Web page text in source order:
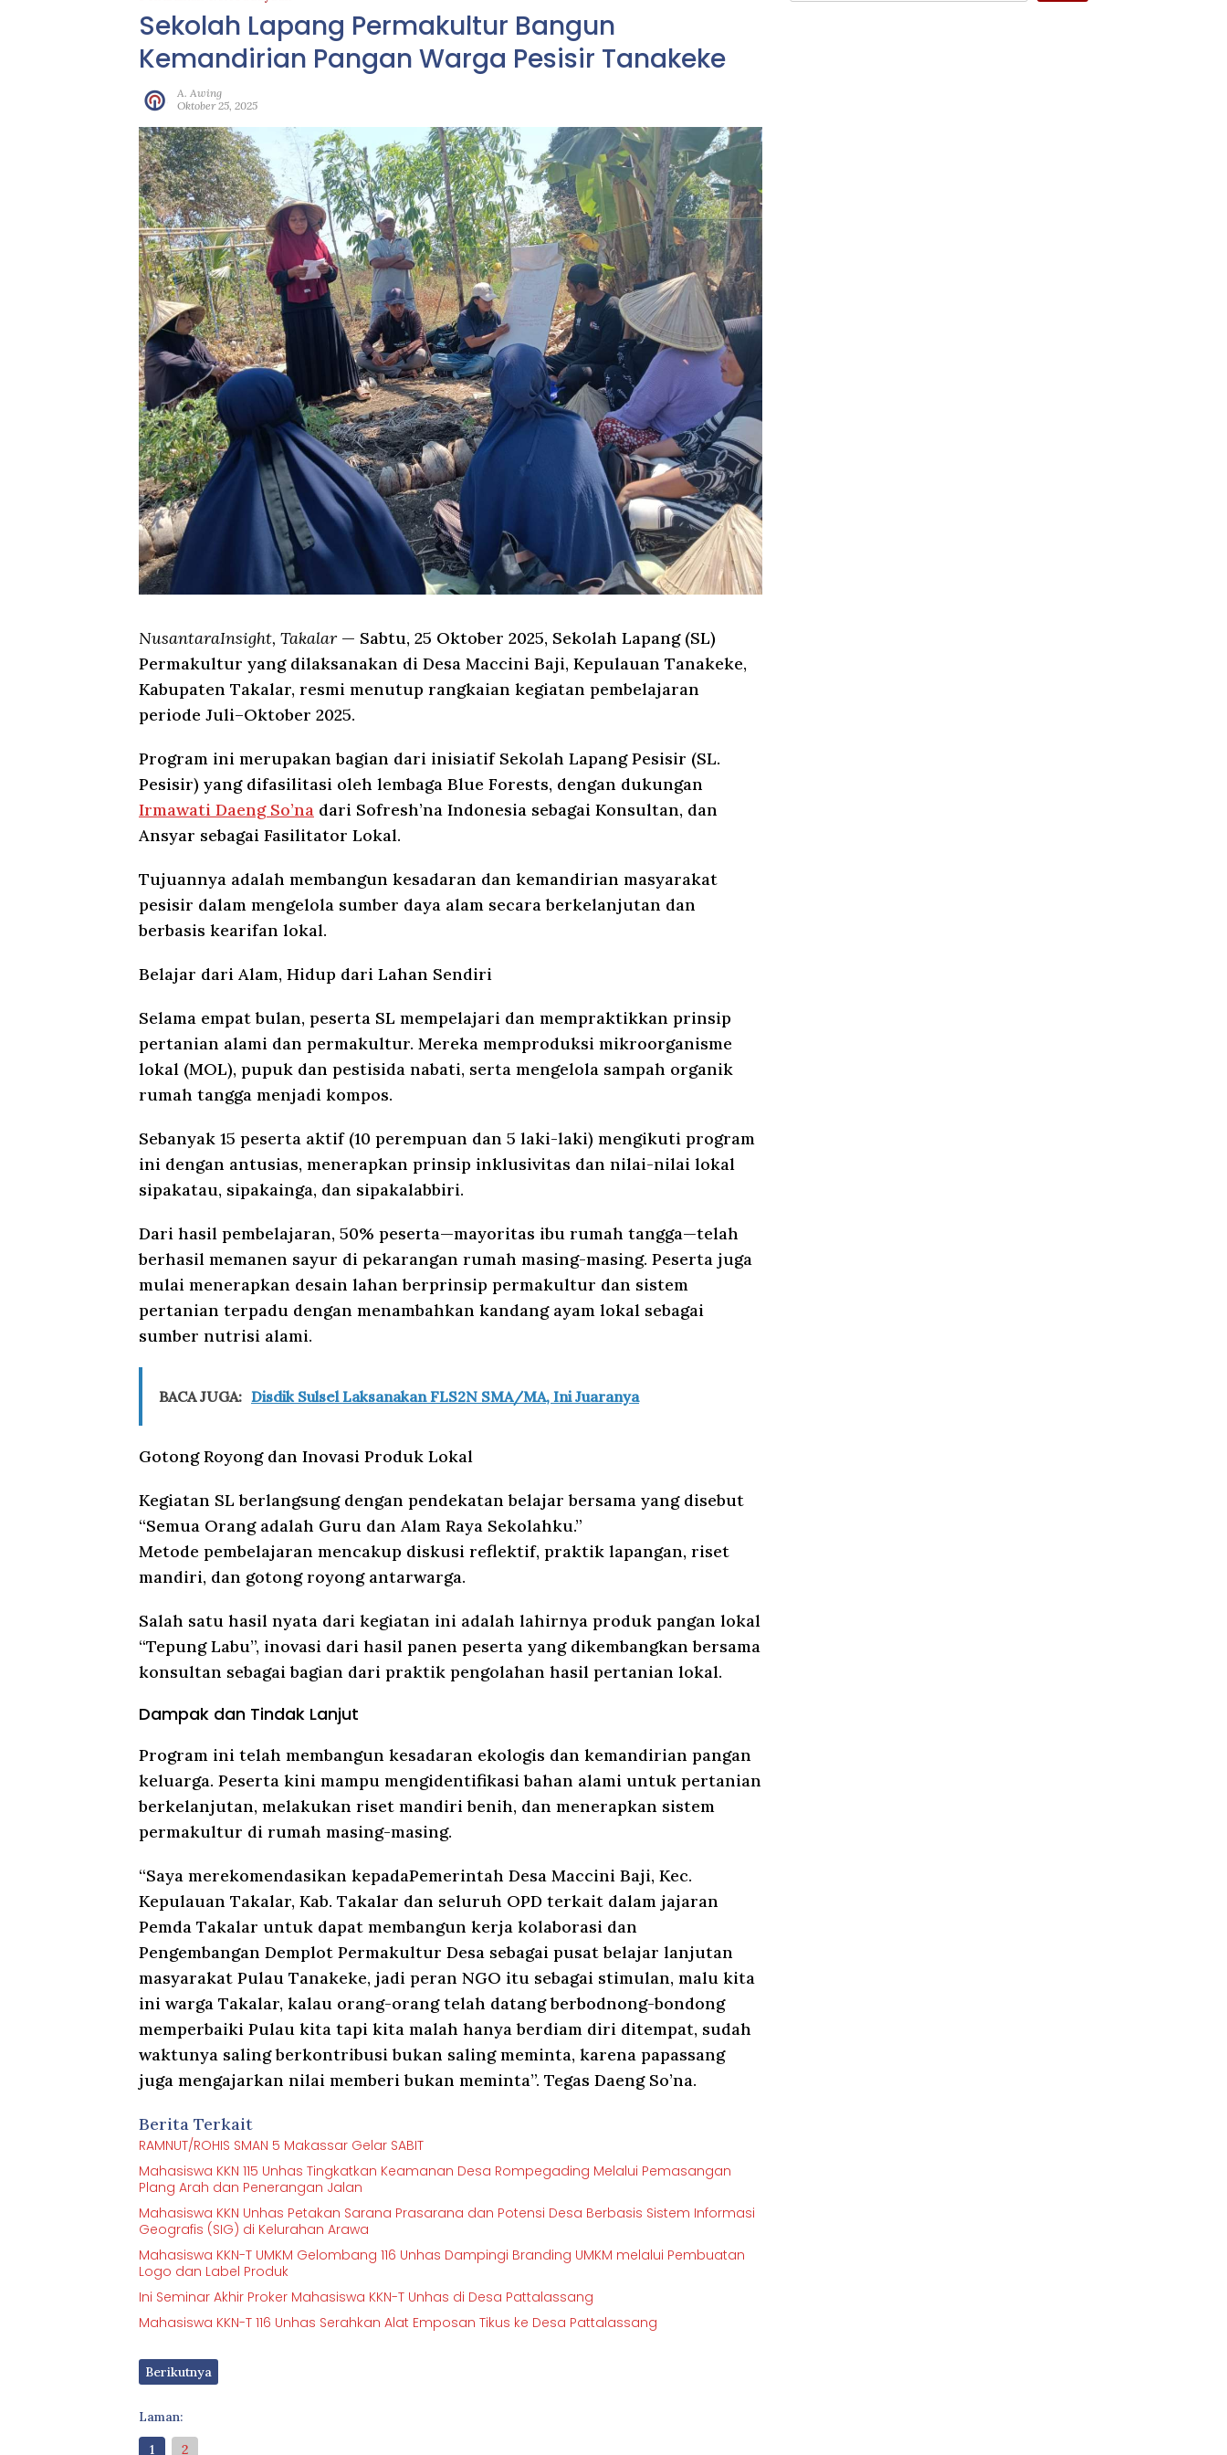
Sekolah Lapang Permakultur Bangun
Kemandirian Pangan Warga Pesisir Tanakeke
A. Awing
Oktober 25, 2025
NusantaraInsight, Takalar — Sabtu, 25 Oktober 2025, Sekolah Lapang (SL)
Permakultur yang dilaksanakan di Desa Maccini Baji, Kepulauan Tanakeke,
Kabupaten Takalar, resmi menutup rangkaian kegiatan pembelajaran
periode Juli–Oktober 2025.
Program ini merupakan bagian dari inisiatif Sekolah Lapang Pesisir (SL.
Pesisir) yang difasilitasi oleh lembaga Blue Forests, dengan dukungan
Irmawati Daeng So’na dari Sofresh’na Indonesia sebagai Konsultan, dan
Ansyar sebagai Fasilitator Lokal.
Tujuannya adalah membangun kesadaran dan kemandirian masyarakat
pesisir dalam mengelola sumber daya alam secara berkelanjutan dan
berbasis kearifan lokal.
Belajar dari Alam, Hidup dari Lahan Sendiri
Selama empat bulan, peserta SL mempelajari dan mempraktikkan prinsip
pertanian alami dan permakultur. Mereka memproduksi mikroorganisme
lokal (MOL), pupuk dan pestisida nabati, serta mengelola sampah organik
rumah tangga menjadi kompos.
Sebanyak 15 peserta aktif (10 perempuan dan 5 laki-laki) mengikuti program
ini dengan antusias, menerapkan prinsip inklusivitas dan nilai-nilai lokal
sipakatau, sipakainga, dan sipakalabbiri.
Dari hasil pembelajaran, 50% peserta—mayoritas ibu rumah tangga—telah
berhasil memanen sayur di pekarangan rumah masing-masing. Peserta juga
mulai menerapkan desain lahan berprinsip permakultur dan sistem
pertanian terpadu dengan menambahkan kandang ayam lokal sebagai
sumber nutrisi alami.
BACA JUGA: Disdik Sulsel Laksanakan FLS2N SMA/MA, Ini Juaranya
Gotong Royong dan Inovasi Produk Lokal
Kegiatan SL berlangsung dengan pendekatan belajar bersama yang disebut
“Semua Orang adalah Guru dan Alam Raya Sekolahku.”
Metode pembelajaran mencakup diskusi reflektif, praktik lapangan, riset
mandiri, dan gotong royong antarwarga.
Salah satu hasil nyata dari kegiatan ini adalah lahirnya produk pangan lokal
“Tepung Labu”, inovasi dari hasil panen peserta yang dikembangkan bersama
konsultan sebagai bagian dari praktik pengolahan hasil pertanian lokal.
Dampak dan Tindak Lanjut
Program ini telah membangun kesadaran ekologis dan kemandirian pangan
keluarga. Peserta kini mampu mengidentifikasi bahan alami untuk pertanian
berkelanjutan, melakukan riset mandiri benih, dan menerapkan sistem
permakultur di rumah masing-masing.
“Saya merekomendasikan kepadaPemerintah Desa Maccini Baji, Kec.
Kepulauan Takalar, Kab. Takalar dan seluruh OPD terkait dalam jajaran
Pemda Takalar untuk dapat membangun kerja kolaborasi dan
Pengembangan Demplot Permakultur Desa sebagai pusat belajar lanjutan
masyarakat Pulau Tanakeke, jadi peran NGO itu sebagai stimulan, malu kita
ini warga Takalar, kalau orang-orang telah datang berbodnong-bondong
memperbaiki Pulau kita tapi kita malah hanya berdiam diri ditempat, sudah
waktunya saling berkontribusi bukan saling meminta, karena papassang
juga mengajarkan nilai memberi bukan meminta”. Tegas Daeng So’na.
Berita Terkait
RAMNUT/ROHIS SMAN 5 Makassar Gelar SABIT
Mahasiswa KKN 115 Unhas Tingkatkan Keamanan Desa Rompegading Melalui Pemasangan
Plang Arah dan Penerangan Jalan
Mahasiswa KKN Unhas Petakan Sarana Prasarana dan Potensi Desa Berbasis Sistem Informasi
Geografis (SIG) di Kelurahan Arawa
Mahasiswa KKN-T UMKM Gelombang 116 Unhas Dampingi Branding UMKM melalui Pembuatan
Logo dan Label Produk
Ini Seminar Akhir Proker Mahasiswa KKN-T Unhas di Desa Pattalassang
Mahasiswa KKN-T 116 Unhas Serahkan Alat Emposan Tikus ke Desa Pattalassang
Berikutnya
Laman:
1
2